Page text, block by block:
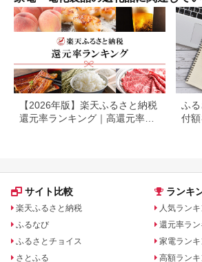
【2026年版】楽天ふるさと納税
還元率ランキング｜高還元率返
ふ
付
サイト比較
楽天ふるさと納税
ふるなび
ふるさとチョイス
さとふる
ランキ
人気ラン
還元率ラン
家電ランキ
高額ランキ